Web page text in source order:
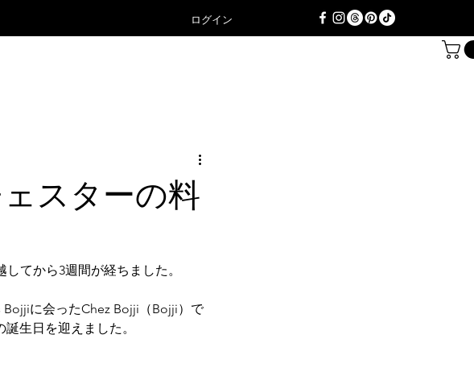
ログイン
スターの料
てから3週間が経ちました。
に会ったChez Bojji（Bojji）で
生日を迎えました。